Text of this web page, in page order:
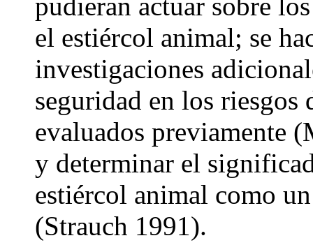
el estiércol animal; se
investigaciones
seguridad en los riesgos
evaluados previamente
y determinar el
estiércol animal como
(Strauch 1991).